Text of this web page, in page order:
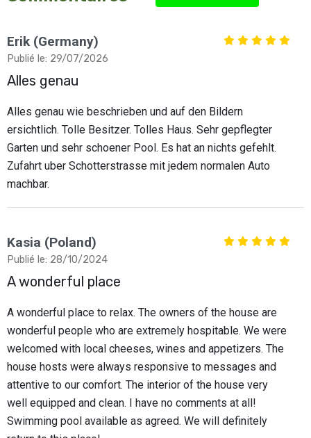
Erik (Germany)
Publié le: 29/07/2026
Alles genau
Alles genau wie beschrieben und auf den Bildern
ersichtlich. Tolle Besitzer. Tolles Haus. Sehr gepflegter
Garten und sehr schoener Pool. Es hat an nichts gefehlt.
Zufahrt uber Schotterstrasse mit jedem normalen Auto
machbar.
Kasia (Poland)
Publié le: 28/10/2024
A wonderful place
A wonderful place to relax. The owners of the house are
wonderful people who are extremely hospitable. We were
welcomed with local cheeses, wines and appetizers. The
house hosts were always responsive to messages and
attentive to our comfort. The interior of the house very
well equipped and clean. I have no comments at all!
Swimming pool available as agreed. We will definitely